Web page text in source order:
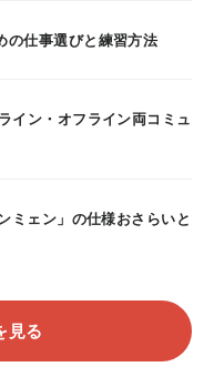
の仕事選びと練習方法
イン・オフライン両コミュ
ミェン」の仕様おさらいと
見る